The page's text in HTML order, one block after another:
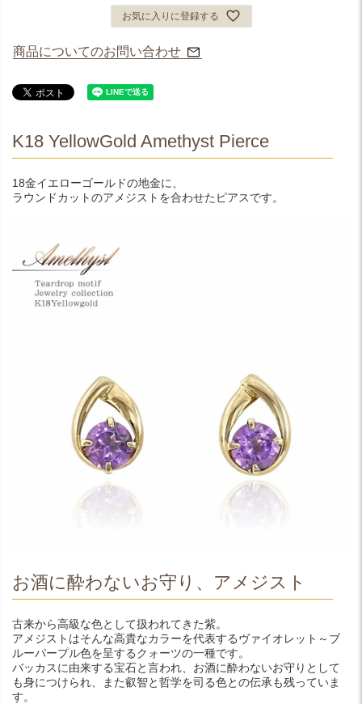
お気に入りに登録する
商品についてのお問い合わせ
K18 YellowGold Amethyst Pierce
18金イエローゴールドの地金に、
ラウンドカットのアメジストを合わせたピアスです。
お酒に酔わないお守り、アメジスト
古来から高級な色として扱われてきた紫。
アメジストはそんな高貴なカラーを代表するヴァイオレット～ブ
ルーパープル色を呈するクォーツの一種です。
バッカスに由来する宝石と言われ、お酒に酔わないお守りとして
も身につけられ、また叡智と哲学を司る色との伝承も残っていま
す。